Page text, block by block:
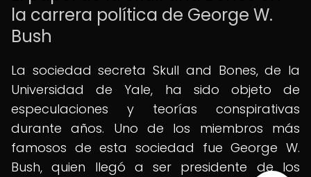
la carrera política de George W.
Bush
La sociedad secreta Skull and Bones, de la
Universidad de Yale, ha sido objeto de
especulaciones y teorías conspirativas
durante años. Uno de los miembros más
famosos de esta sociedad fue George W.
Bush, quien llegó a ser presidente de los